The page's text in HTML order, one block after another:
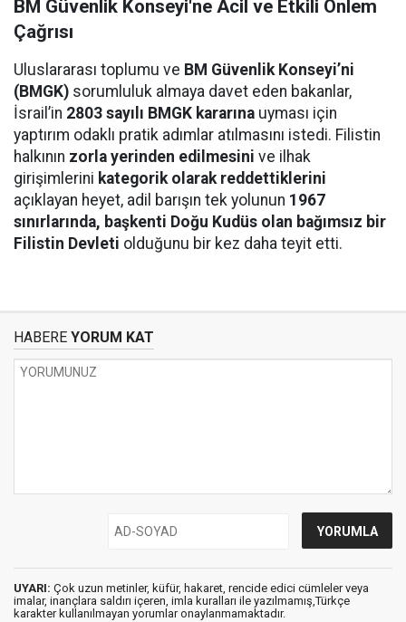
BM Güvenlik Konseyi'ne Acil ve Etkili Önlem
Çağrısı
Uluslararası toplumu ve BM Güvenlik Konseyi’ni
(BMGK) sorumluluk almaya davet eden bakanlar,
İsrail’in 2803 sayılı BMGK kararına uyması için
yaptırım odaklı pratik adımlar atılmasını istedi. Filistin
halkının zorla yerinden edilmesini ve ilhak
girişimlerini kategorik olarak reddettiklerini
açıklayan heyet, adil barışın tek yolunun 1967
sınırlarında, başkenti Doğu Kudüs olan bağımsız bir
Filistin Devleti olduğunu bir kez daha teyit etti.
HABERE YORUM KAT
UYARI: Çok uzun metinler, küfür, hakaret, rencide edici cümleler veya
imalar, inançlara saldırı içeren, imla kuralları ile yazılmamış,Türkçe
karakter kullanılmayan yorumlar onaylanmamaktadır.